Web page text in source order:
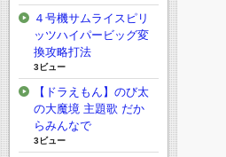
４号機サムライスピリ
ッツハイパービッグ変
換攻略打法
3ビュー
【ドラえもん】のび太
の大魔境 主題歌 だか
らみんなで
3ビュー